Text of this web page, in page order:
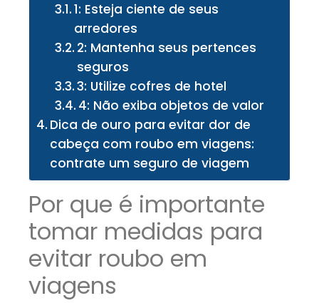
1: Esteja ciente de seus
arredores
2: Mantenha seus pertences
seguros
3: Utilize cofres de hotel
4: Não exiba objetos de valor
Dica de ouro para evitar dor de
cabeça com roubo em viagens:
contrate um seguro de viagem
Por que é importante
tomar medidas para
evitar roubo em
viagens